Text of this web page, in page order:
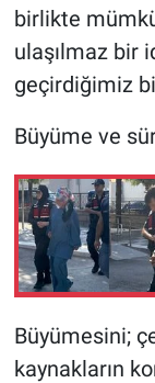
birlikte
ulaşılmaz bir
geçirdiğimiz
Büyüme ve
Büyümesini;
kaynakların